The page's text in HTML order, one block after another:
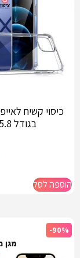
בגודל 5.8"
הוספה לסל
-90%